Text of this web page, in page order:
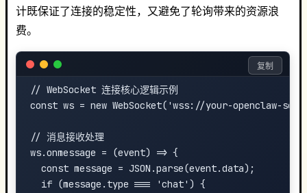
计既保证了连接的稳定性，又避免了轮询带来的资源浪
费。
// WebSocket 连接核心逻辑示例
const ws = new WebSocket('wss://your-openclaw-
// 消息接收处理
ws.onmessage = (event) => {
  const message = JSON.parse(event.data);
  if (message.type === 'chat') {
复制